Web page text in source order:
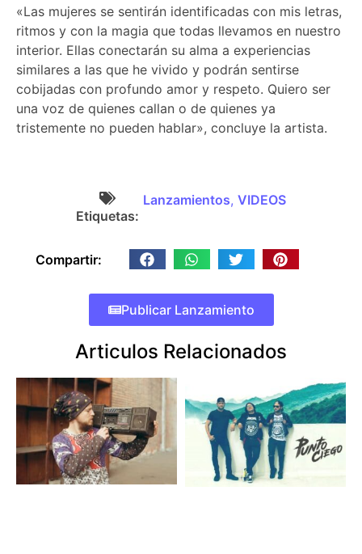
«Las mujeres se sentirán identificadas con mis letras,
ritmos y con la magia que todas llevamos en nuestro
interior. Ellas conectarán su alma a experiencias
similares a las que he vivido y podrán sentirse
cobijadas con profundo amor y respeto. Quiero ser
una voz de quienes callan o de quienes ya
tristemente no pueden hablar», concluye la artista.
Etiquetas:
Lanzamientos, VIDEOS
Compartir:
Publicar Lanzamiento
Articulos Relacionados